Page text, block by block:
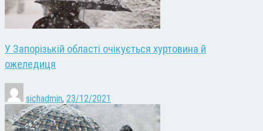
У Запорізькій області очікується хуртовина й
ожеледиця
sichadmin, 23/12/2021